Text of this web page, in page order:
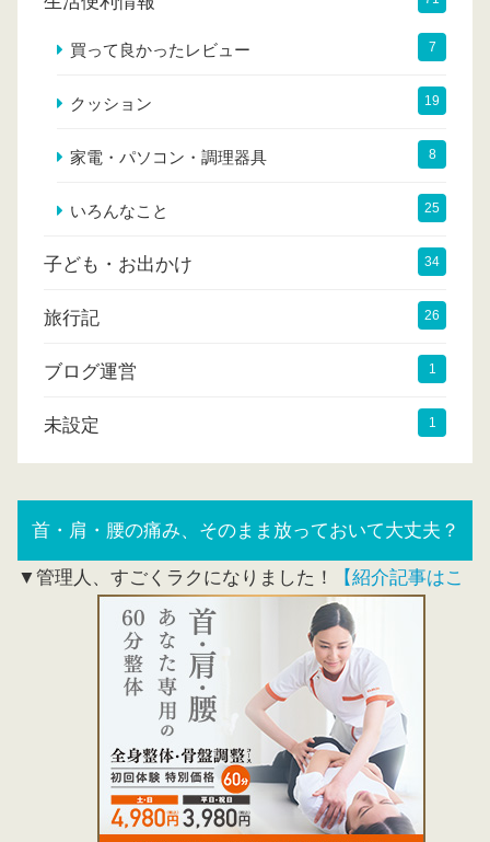
買って良かったレビュー 7
クッション 19
家電・パソコン・調理器具 8
いろんなこと 25
子ども・お出かけ 34
旅行記 26
ブログ運営 1
未設定 1
首・肩・腰の痛み、そのまま放っておいて大丈夫？
▼管理人、すごくラクになりました！ 【紹介記事はこ